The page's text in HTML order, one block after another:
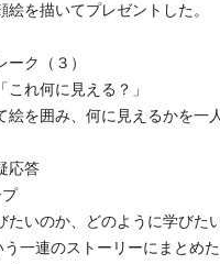
を描いてプレゼントした。
（３）
何に見える？」
み、何に見えるかを一人
応答
か、どのように学びたいの
一連のストーリーにまとめた